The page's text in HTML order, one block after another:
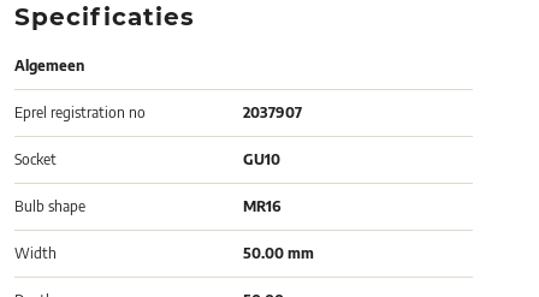
Specificaties
Algemeen
Eprel registration no 2037907
Socket GU10
Bulb shape MR16
Width 50.00 mm